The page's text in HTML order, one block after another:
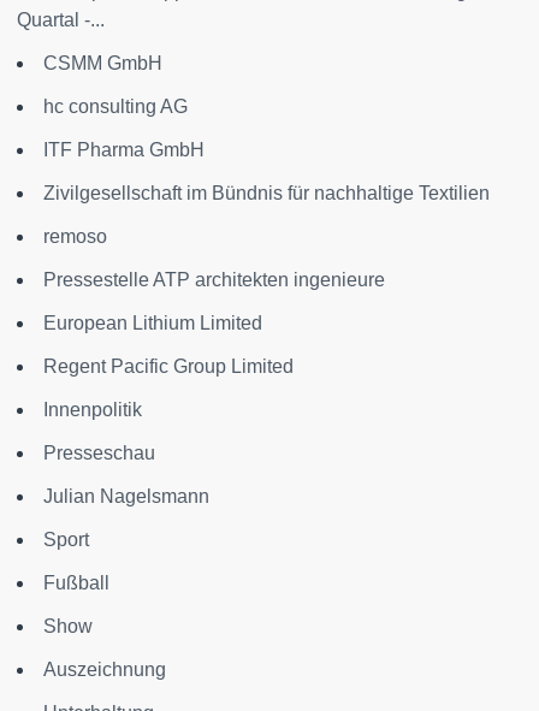
Quartal -...
CSMM GmbH
hc consulting AG
ITF Pharma GmbH
Zivilgesellschaft im Bündnis für nachhaltige Textilien
remoso
Pressestelle ATP architekten ingenieure
European Lithium Limited
Regent Pacific Group Limited
Innenpolitik
Presseschau
Julian Nagelsmann
Sport
Fußball
Show
Auszeichnung